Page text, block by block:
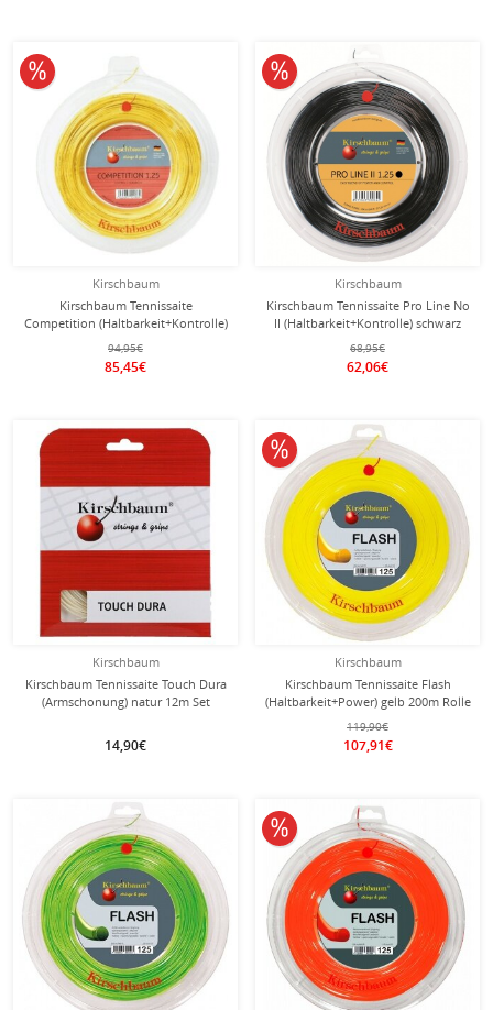
Kirschbaum
Kirschbaum Tennissaite
Competition (Haltbarkeit+Kontrolle)
gelb 200m Rolle
94,95€
85,45€
10% reduziert
Kirschbaum
Kirschbaum Tennissaite Pro Line No
II (Haltbarkeit+Kontrolle) schwarz
200m Rolle
68,95€
62,06€
10% reduziert
Kirschbaum
Kirschbaum Tennissaite Touch Dura
(Armschonung) natur 12m Set
14,90€
Kirschbaum
Kirschbaum Tennissaite Flash
(Haltbarkeit+Power) gelb 200m Rolle
119,90€
107,91€
10% reduziert
10% reduziert